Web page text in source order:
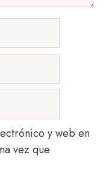
y web en
vez que